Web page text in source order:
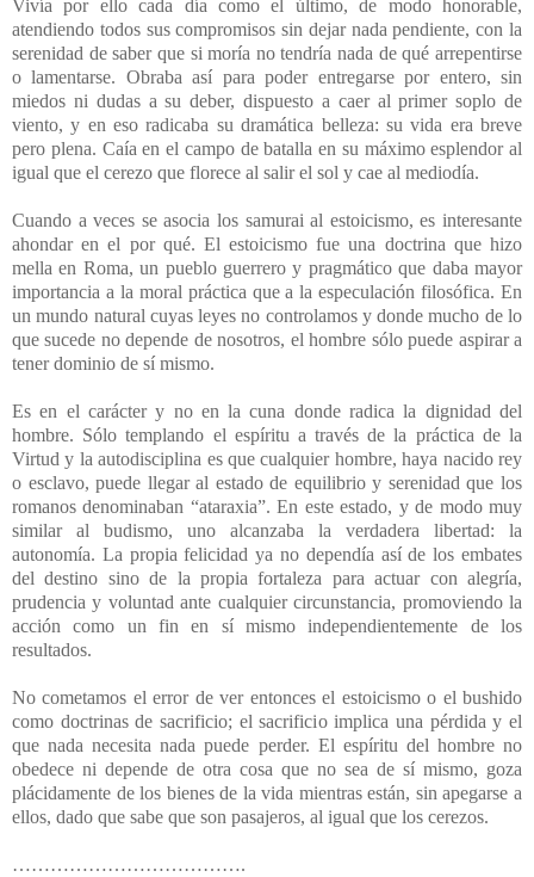
Vivía por ello cada día como el último, de modo honorable,
atendiendo todos sus compromisos sin dejar nada pendiente, con la
serenidad de saber que si moría no tendría nada de qué arrepentirse
o lamentarse. Obraba así para poder entregarse por entero, sin
miedos ni dudas a su deber, dispuesto a caer al primer soplo de
viento, y en eso radicaba su dramática belleza: su vida era breve
pero plena. Caía en el campo de batalla en su máximo esplendor al
igual que el cerezo que florece al salir el sol y cae al mediodía.
Cuando a veces se asocia los samurai al estoicismo, es interesante
ahondar en el por qué. El estoicismo fue una doctrina que hizo
mella en Roma, un pueblo guerrero y pragmático que daba mayor
importancia a la moral práctica que a la especulación filosófica. En
un mundo natural cuyas leyes no controlamos y donde mucho de lo
que sucede no depende de nosotros, el hombre sólo puede aspirar a
tener dominio de sí mismo.
Es en el carácter y no en la cuna donde radica la dignidad del
hombre. Sólo templando el espíritu a través de la práctica de la
Virtud y la autodisciplina es que cualquier hombre, haya nacido rey
o esclavo, puede llegar al estado de equilibrio y serenidad que los
romanos denominaban “ataraxia”. En este estado, y de modo muy
similar al budismo, uno alcanzaba la verdadera libertad: la
autonomía. La propia felicidad ya no dependía así de los embates
del destino sino de la propia fortaleza para actuar con alegría,
prudencia y voluntad ante cualquier circunstancia, promoviendo la
acción como un fin en sí mismo independientemente de los
resultados.
No cometamos el error de ver entonces el estoicismo o el bushido
como doctrinas de sacrificio; el sacrificio implica una pérdida y el
que nada necesita nada puede perder. El espíritu del hombre no
obedece ni depende de otra cosa que no sea de sí mismo, goza
plácidamente de los bienes de la vida mientras están, sin apegarse a
ellos, dado que sabe que son pasajeros, al igual que los cerezos.
……………………………….